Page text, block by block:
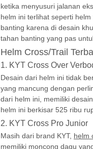
ketika menyusuri jalanan
helm ini terlihat seperti
banting karena di desain
tahan banting yang pas
Helm Cross/Trail
1. KYT Cross Over
Desain dari helm ini tidak
yang mancung dengan
dari helm ini, memiliki
helm ini berkisar 525 ribu
2. KYT Cross Pro Junior
Masih dari brand KYT, helm
memiliki moncong dagu